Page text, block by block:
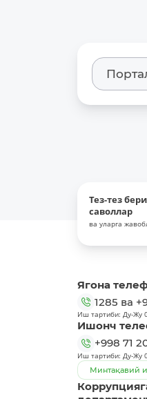
Тез-тез
саволлар
ва уларга
Ягона
1285 ва
Иш тартиби: Ду-Жу
Ишонч
+998 71
Иш тартиби: Ду-Жу
Минтақавий